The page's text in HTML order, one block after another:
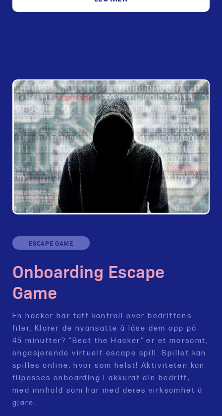
ESCAPE GAME
Onboarding Escape
Game
En hacker har tatt kontroll over bedriftens
filer. Klarer de nyansatte å låse dem opp på
45 minutter? “Beat the Hacker” er et morsomt,
engasjerende virtuelt escape spill. Spillet kan
spilles online, hvor som helst! Aktiviteten kan
tilpasses onboarding i akkurat din bedrift,
med innhold som har med deres virksomhet å
gjøre.